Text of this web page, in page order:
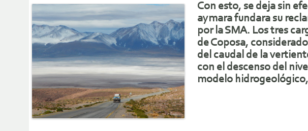
Con esto, se deja sin
aymara fundara su
por la SMA. Los tres
de Coposa,
del caudal de la
con el descenso del
modelo